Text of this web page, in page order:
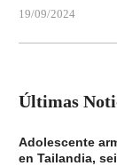
19/09/2024
Últimas
Adolescente
en Tailandia,